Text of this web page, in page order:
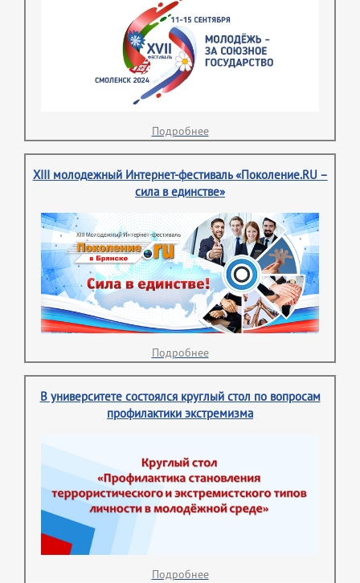
Подробнее
XIII молодежный Интернет-фестиваль «Поколение.RU –
сила в единстве»
Подробнее
В университете состоялся круглый стол по вопросам
профилактики экстремизма
Подробнее